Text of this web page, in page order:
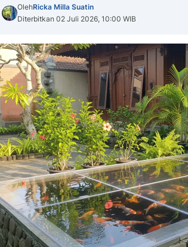
OlehRicka Milla Suatin
Diterbitkan 02 Juli 2026, 10:00 WIB